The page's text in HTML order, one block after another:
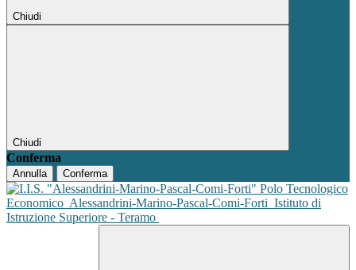
Chiudi
Chiudi
Conferma
Annulla Conferma
Polo Tecnologico
Economico Alessandrini-Marino-Pascal-Comi-Forti Istituto di
Istruzione Superiore - Teramo